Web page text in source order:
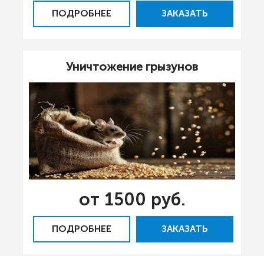
ПОДРОБНЕЕ ЗАКАЗАТЬ
Уничтожение грызунов
от 1500 руб.
ПОДРОБНЕЕ ЗАКАЗАТЬ